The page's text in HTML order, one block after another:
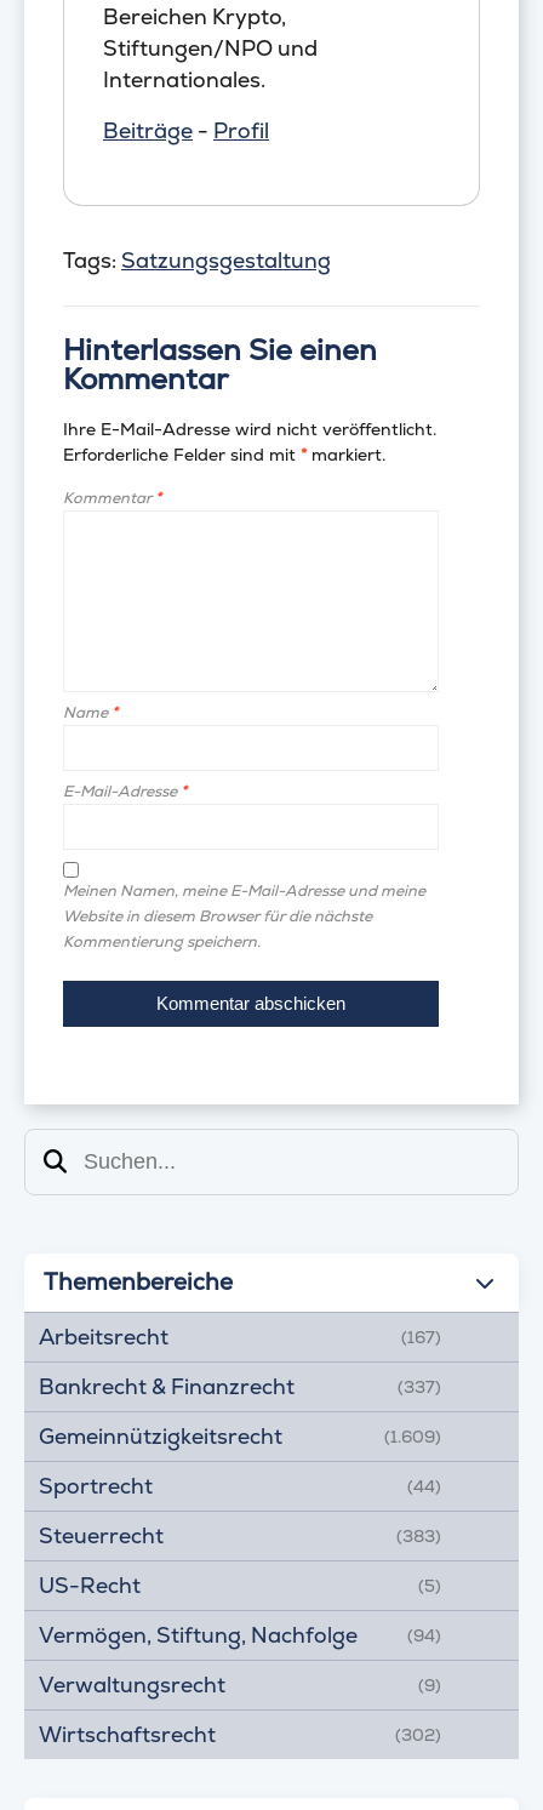
Bereichen Krypto,
Stiftungen/NPO und
Internationales.
Beiträge - Profil
Tags: Satzungsgestaltung
Hinterlassen Sie einen
Kommentar
Ihre E-Mail-Adresse wird nicht veröffentlicht.
Erforderliche Felder sind mit *markiert.
Kommentar*
Name *
E-Mail-Adresse *
Meinen Namen, meine E-Mail-Adresse und meine
Website in diesem Browser für die nächste
Kommentierung speichern.
Suchen
Themenbereiche
Arbeitsrecht (167)
Bankrecht & Finanzrecht (337)
Gemeinnützigkeitsrecht (1.609)
Sportrecht (44)
Steuerrecht (383)
US-Recht (5)
Vermögen, Stiftung, Nachfolge (94)
Verwaltungsrecht (9)
Wirtschaftsrecht (302)